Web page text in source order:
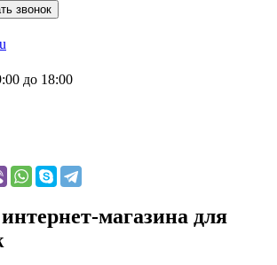
звонок
до 18:00
магазина для